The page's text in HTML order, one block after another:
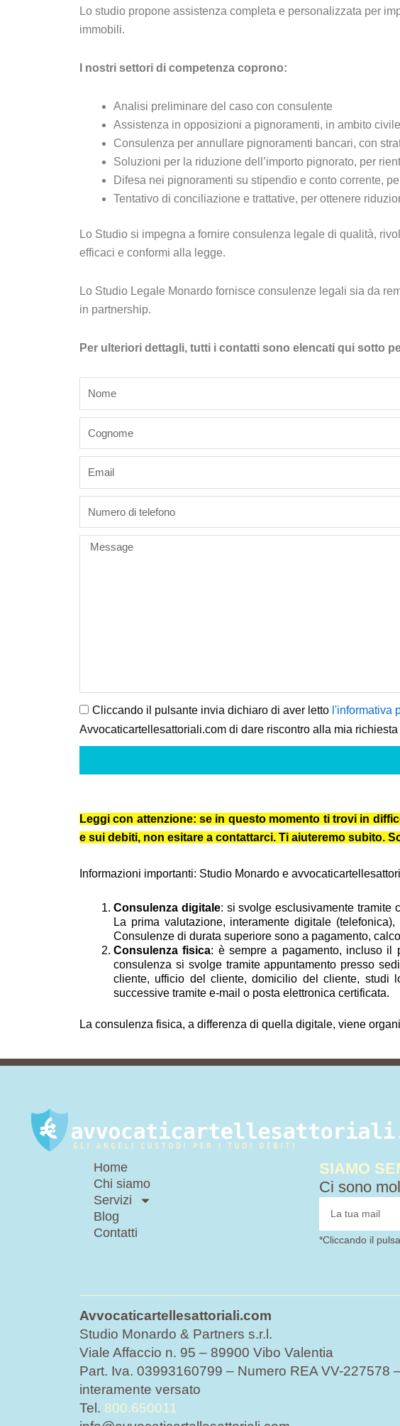
Lo studio propone assistenza completa e personalizzata per
immobili.
I nostri settori di competenza coprono:
Analisi preliminare del caso con consulente
Assistenza in opposizioni a pignoramenti, in ambito
Consulenza per annullare pignoramenti bancari, con
Soluzioni per la riduzione dell’importo pignorato, per
Difesa nei pignoramenti su stipendio e conto corrente,
Tentativo di conciliazione e trattative, per ottenere
Lo Studio si impegna a fornire consulenza legale di qualità,
efficaci e conformi alla legge.
Lo Studio Legale Monardo fornisce consulenze legali sia da
in partnership.
Per ulteriori dettagli, tutti i contatti sono elencati qui sotto
Message
Cliccando il pulsante invia dichiaro di aver letto l'informativa
Avvocaticartellesattoriali.com di dare riscontro alla mia richiesta
Leggi con attenzione: se in questo momento ti trovi in
e sui debiti, non esitare a contattarci. Ti aiuteremo subito.
Informazioni importanti: Studio Monardo e
Consulenza digitale: si svolge esclusivamente tramite
La prima valutazione, interamente digitale
Consulenze di durata superiore sono a pagamento,
Consulenza fisica: è sempre a pagamento, incluso il
consulenza si svolge tramite appuntamento presso
cliente, ufficio del cliente, domicilio del cliente, studi
successive tramite e-mail o posta elettronica certificata.
La consulenza fisica, a differenza di quella digitale, viene
Home
Chi siamo
Servizi
Blog
Contatti
SIAMO
Ci sono
*Cliccando il
Avvocaticartellesattoriali.com
Studio Monardo & Partners s.r.l.
Viale Affaccio n. 95 – 89900 Vibo Valentia
Part. Iva. 03993160799 – Numero REA VV-227578
interamente versato
Tel. 800.650011